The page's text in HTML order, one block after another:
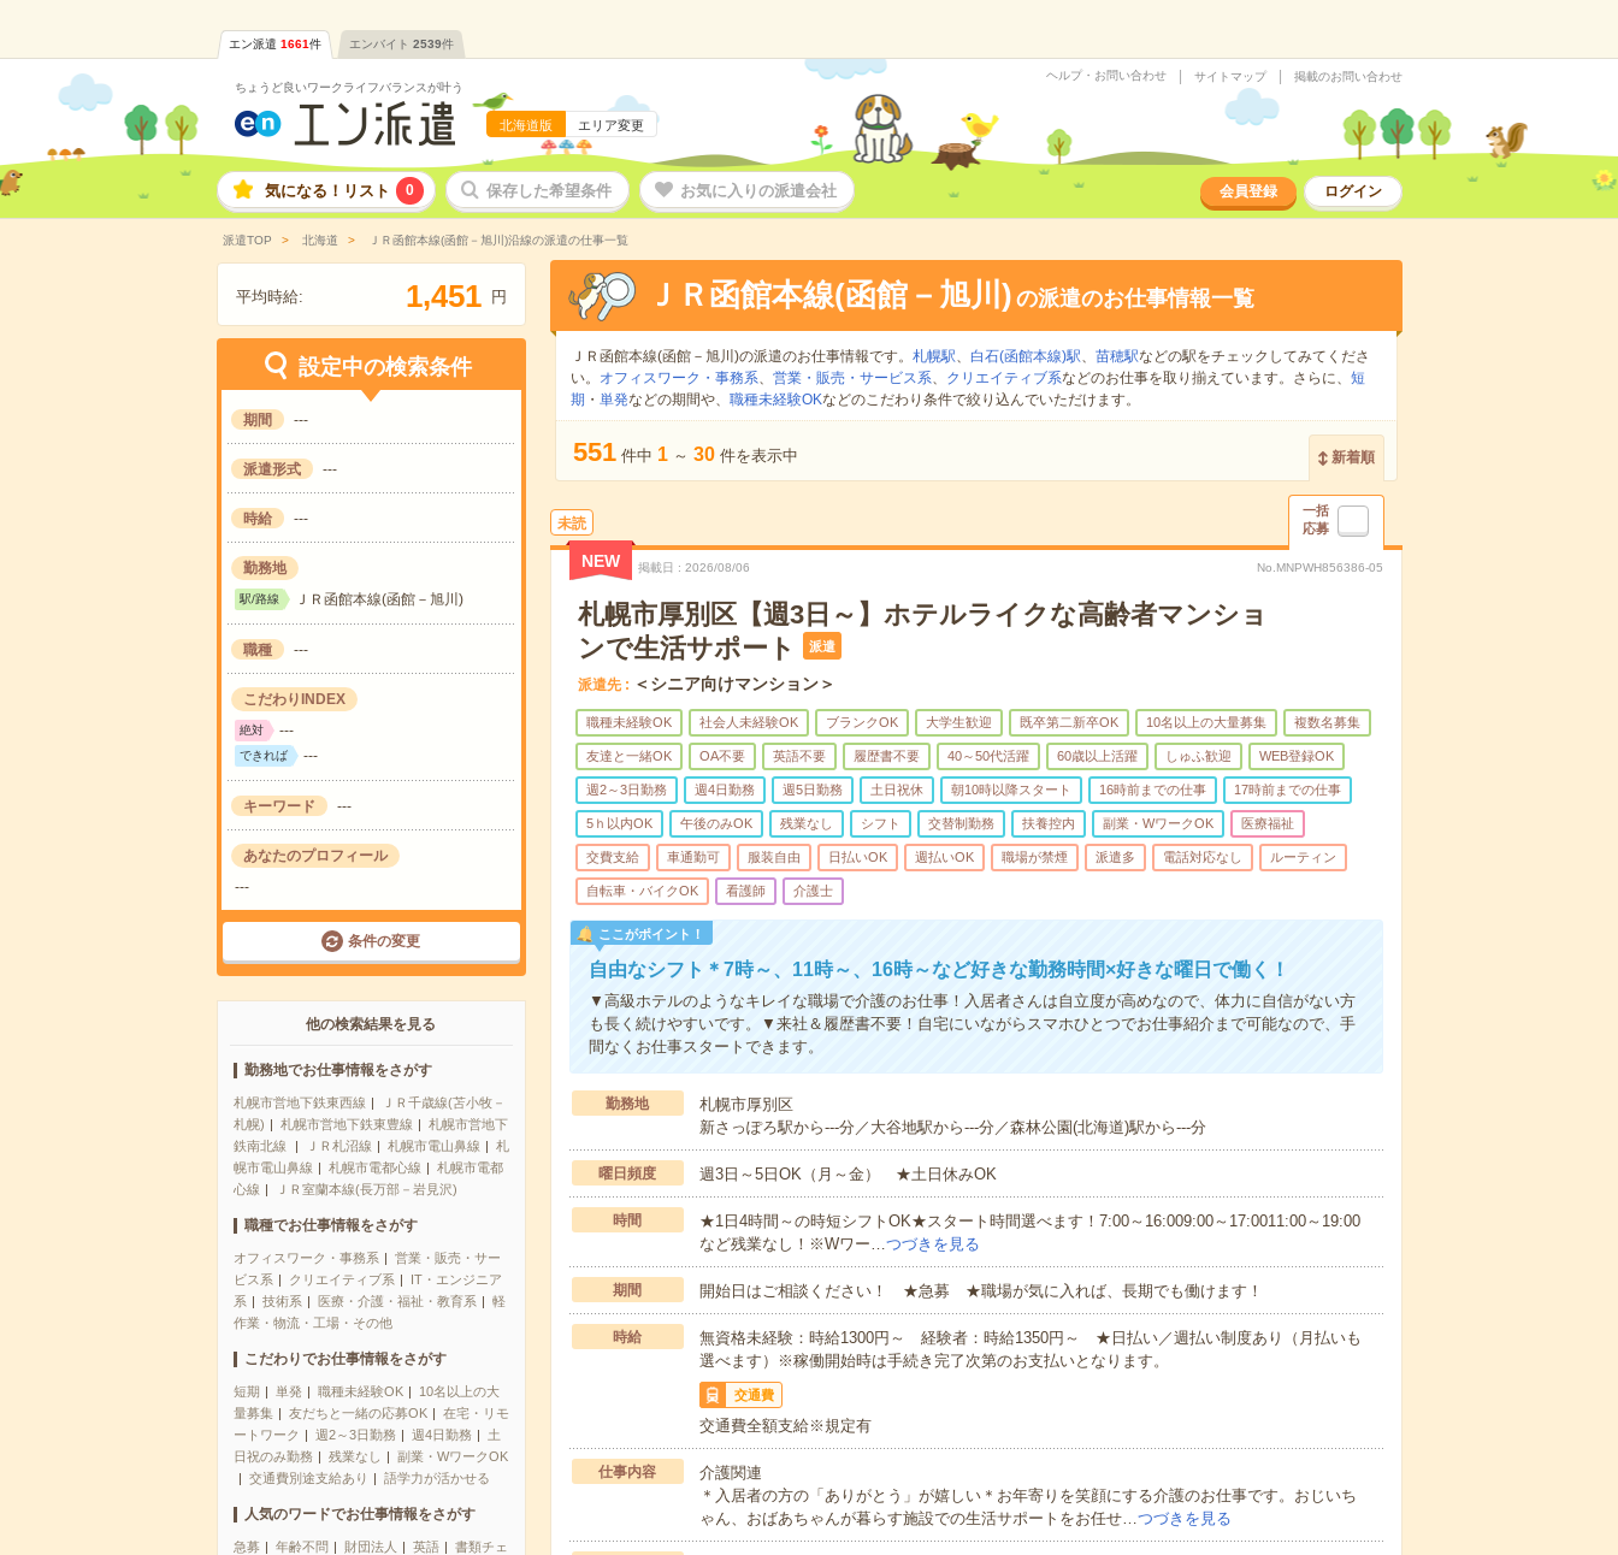
エン派遣 1661件 エンバイト 2539件
ちょうど良いワークライフバランスが叶う
北海道版 エリア変更
ヘルプ・お問い合わせ サイトマップ 掲載のお問い合わせ
気になる！リスト 0 保存した希望条件 お気に入りの派遣会社 会員登録 ログイン
派遣TOP 北海道 ＪＲ函館本線(函館－旭川)沿線の派遣の仕事一覧
平均時給: 1,451 円
設定中の検索条件
期間 ---
派遣形式 ---
時給 ---
勤務地
駅/路線 ＪＲ函館本線(函館－旭川)
職種 ---
こだわりINDEX
絶対 ---
できれば ---
キーワード ---
あなたのプロフィール
---
条件の変更
他の検索結果を見る
勤務地でお仕事情報をさがす
札幌市営地下鉄東西線
ＪＲ千歳線(苫小牧－
札幌)
札幌市営地下鉄東豊線
札幌市営地下
鉄南北線
ＪＲ札沼線 札幌市電山鼻線
札
幌市電山鼻線
札幌市電都心線
札幌市電都
心線
ＪＲ室蘭本線(長万部－岩見沢)
職種でお仕事情報をさがす
オフィスワーク・事務系
営業・販売・サー
ビス系
クリエイティブ系
IT・エンジニア
系
技術系 医療・介護・福祉・教育系
軽
作業・物流・工場・その他
こだわりでお仕事情報をさがす
短期 単発 職種未経験OK
10名以上の大
量募集
友だちと一緒の応募OK
在宅・リモ
ートワーク
週2～3日勤務 週4日勤務
土
日祝のみ勤務
残業なし
副業・WワークOK
交通費別途支給あり
語学力が活かせる
人気のワードでお仕事情報をさがす
急募 年齢不問 財団法人 英語
書類チェ
ＪＲ函館本線(函館－旭川) の派遣のお仕事情報一覧
ＪＲ函館本線(函館－旭川)の派遣のお仕事情報です。 札幌駅、 白石(函館本線)駅、 苗穂駅などの駅をチェックしてみてくださ
い。
オフィスワーク・事務系、 営業・販売・サービス系、 クリエイティブ系などのお仕事を取り揃えています。さらに、 短
期 ・ 単発などの期間や、 職種未経験OKなどのこだわり条件で絞り込んでいただけます。
551 件中 1 ～ 30 件を表示中 新着順
未読
一括
応募
NEW 掲載日 2026/08/06 No.MNPWH856386-05
札幌市厚別区【週3日～】ホテルライクな高齢者マンショ
ンで生活サポート
派遣
派遣先 ＜シニア向けマンション＞
職種未経験OK 社会人未経験OK ブランクOK 大学生歓迎 既卒第二新卒OK 10名以上の大量募集 複数名募集
友達と一緒OK OA不要 英語不要 履歴書不要 40～50代活躍 60歳以上活躍 しゅふ歓迎 WEB登録OK
週2～3日勤務 週4日勤務 週5日勤務 土日祝休 朝10時以降スタート 16時前までの仕事 17時前までの仕事
5ｈ以内OK 午後のみOK 残業なし シフト 交替制勤務 扶養控内 副業・WワークOK 医療福祉
交費支給 車通勤可 服装自由 日払いOK 週払いOK 職場が禁煙 派遣多 電話対応なし ルーティン
自転車・バイクOK 看護師 介護士
ここがポイント！
自由なシフト＊7時～、11時～、16時～など好きな勤務時間×好きな曜日で働く！
▼高級ホテルのようなキレイな職場で介護のお仕事！入居者さんは自立度が高めなので、体力に自信がない方
も長く続けやすいです。▼来社＆履歴書不要！自宅にいながらスマホひとつでお仕事紹介まで可能なので、手
間なくお仕事スタートできます。
勤務地
札幌市厚別区
新さっぽろ駅から---分／大谷地駅から---分／森林公園(北海道)駅から---分
曜日頻度 週3日～5日OK（月～金） ★土日休みOK
時間
★1日4時間～の時短シフトOK★スタート時間選べます！7:00～16:009:00～17:0011:00～19:00
など残業なし！※Wワー…つづきを見る
期間 開始日はご相談ください！ ★急募 ★職場が気に入れば、長期でも働けます！
時給
無資格未経験：時給1300円～ 経験者：時給1350円～ ★日払い／週払い制度あり（月払いも
選べます）※稼働開始時は手続き完了次第のお支払いとなります。
交通費
交通費全額支給※規定有
仕事内容
介護関連
＊入居者の方の「ありがとう」が嬉しい＊お年寄りを笑顔にする介護のお仕事です。おじいち
ゃん、おばあちゃんが暮らす施設での生活サポートをお任せ…つづきを見る